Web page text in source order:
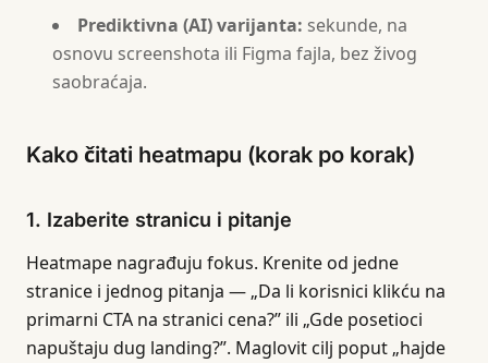
Prediktivna (AI) varijanta: sekunde, na
osnovu screenshota ili Figma fajla, bez živog
saobraćaja.
Kako čitati heatmapu (korak po korak)
1. Izaberite stranicu i pitanje
Heatmape nagrađuju fokus. Krenite od jedne
stranice i jednog pitanja — „Da li korisnici klikću na
primarni CTA na stranici cena?” ili „Gde posetioci
napuštaju dug landing?”. Maglovit cilj poput „hajde